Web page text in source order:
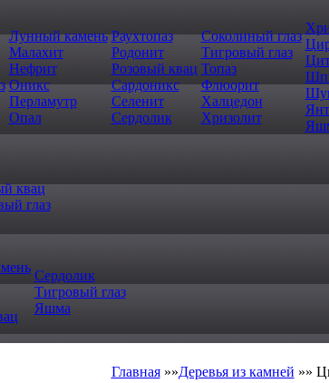
Лунный камень
Малахит
Нефрит
Оникс
Перламутр
Опал
Раухтопаз
Родонит
Розовый квац
Сардоникс
Селенит
Сердолик
Соколиный глаз
Тигровый глаз
Топаз
Флюорит
Халцедон
Хризолит
квац
глаз
Сердолик
Тигровый глаз
Яшма
Главная»»Деревья из камней »»